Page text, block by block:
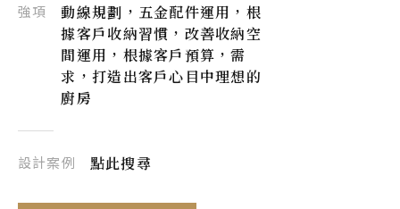
強項
動線規劃，五金配件運用，根
據客戶收納習慣，改善收納空
間運用，根據客戶預算，需
求，打造出客戶心目中理想的
廚房
設計案例 點此搜尋